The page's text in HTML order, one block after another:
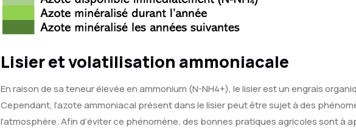
Lisier et volatilisation ammoniacale
En raison de sa teneur élevée en ammonium (N-NH4+), le lisier est un engrais
Cependant, l’azote ammoniacal présent dans le lisier peut être sujet à des
l’atmosphère. Afin d’éviter ce phénomène, des bonnes pratiques agricoles sont à